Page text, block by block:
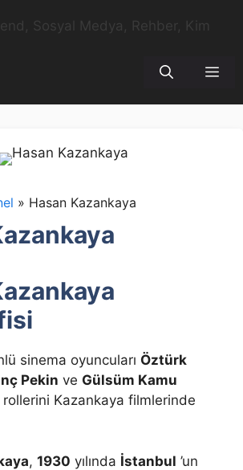
» Hasan Kazankaya
sinema oyuncuları Öztürk
Pekin ve Gülsüm Kamu
Kazankaya filmlerinde
, 1930 yılında İstanbul ’un